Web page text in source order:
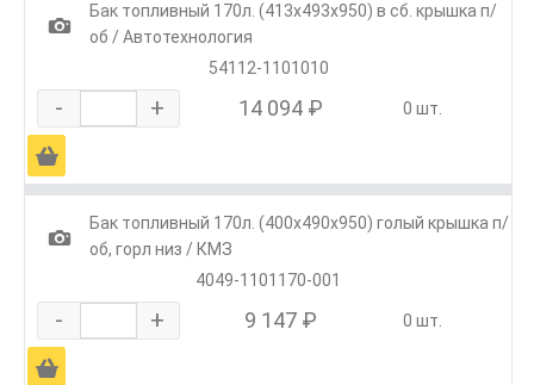
1
Бак топливный 170л. (413х493х950) в сб. крышка п/
об / Автотехнология
54112-1101010
- + 14 094 ₽ 0 шт.
Ä
1
Бак топливный 170л. (400х490х950) голый крышка п/
об, горл низ / КМЗ
4049-1101170-001
- + 9 147 ₽ 0 шт.
Ä